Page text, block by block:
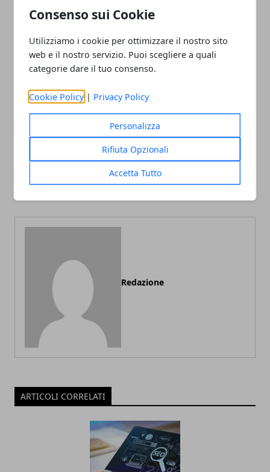
Consenso sui Cookie
Utilizziamo i cookie per ottimizzare il nostro sito
web e il nostro servizio. Puoi scegliere a quali
categorie dare il tuo consenso.
Cookie Policy | Privacy Policy
Personalizza
Rifiuta Opzionali
Accetta Tutto
come Mirabilandia per passare una giornata diversa.
Facebook
TwitterWhatsapp
Articolo Precedente
Codici a barre: ecco cosa
sono e come funzionano
Articolo Successivo
Vacanza in Portogallo: le
tappe imperdibili
Redazione
ARTICOLI CORRELATI